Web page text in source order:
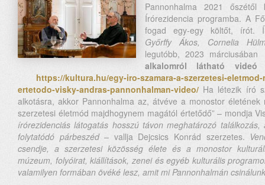
Pannonhalma 2021
Írórezidencia programba. A
fogad egy-egy költőt, írót.
Győrffy Ákos, Cornelia
legutóbb, 2023 márciusában
alkalomról látható
https://kultura.hu/egy-iro-szamara-a-szerzetesi-
ertetodo-visky-andras-pannonhalman-video/ Ha létezik író
alkotásra, akkor Pannonhalma az, átvéve a monostor
szerzetesi életmód majdhogynem magától értetődő” – mondja
írórezidenciás látogatás hosszú távon meghatározó
folytatódó párbeszéd– vallja Dejcsics Konrád szerzetes.
csendje, a szerzetesi közösség élete és a monostor
múzeum, folyóirat, kiállítások, zenei és egyéb kulturális
valamilyen formában övéké lesz, amit mi Pannonhalmán